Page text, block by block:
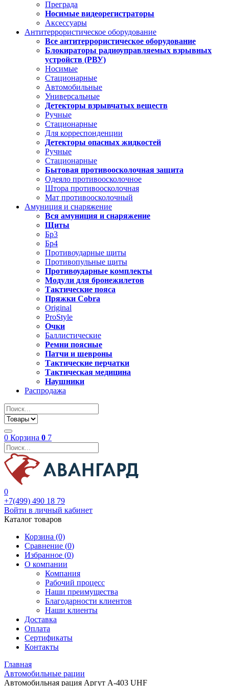
Преграда
Носимые видеорегистраторы
Аксессуары
Антитеррористическое оборудование
Все антитеррористическое оборудование
Блокираторы радиоуправляемых взрывных
устройств (РВУ)
Носимые
Стационарные
Автомобильные
Универсальные
Детекторы взрывчатых веществ
Ручные
Стационарные
Для корреспонденции
Детекторы опасных жидкостей
Ручные
Стационарные
Бытовая противоосколочная защита
Одеяло противоосколочное
Штора противоосколочная
Мат противоосколочный
Амуниция и снаряжение
Вся амуниция и снаряжение
Щиты
Бр3
Бр4
Противоударные щиты
Противопульные щиты
Противоударные комплекты
Модули для бронежилетов
Тактические пояса
Пряжки Cobra
Original
ProStyle
Очки
Баллистические
Ремни поясные
Патчи и шевроны
Тактические перчатки
Тактическая медицина
Наушники
Распродажа
0 Корзина 0 7
0
+7(499) 490 18 79
Войти в личный кабинет
Каталог товаров
Корзина (0)
Сравнение (0)
Избранное (0)
О компании
Компания
Рабочий процесс
Наши преимущества
Благодарности клиентов
Наши клиенты
Доставка
Оплата
Сертификаты
Контакты
Главная
Автомобильные рации
Автомобильная рация Аргут А-403 UHF